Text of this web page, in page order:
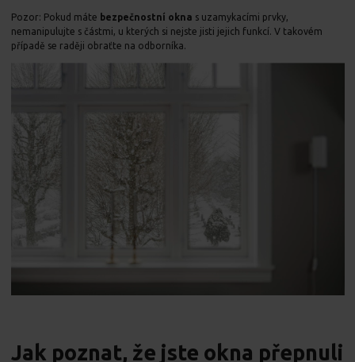
Pozor: Pokud máte bezpečnostní okna s uzamykacími prvky,
nemanipulujte s částmi, u kterých si nejste jisti jejich funkcí. V takovém
případě se raději obraťte na odborníka.
Jak poznat, že jste okna přepnuli